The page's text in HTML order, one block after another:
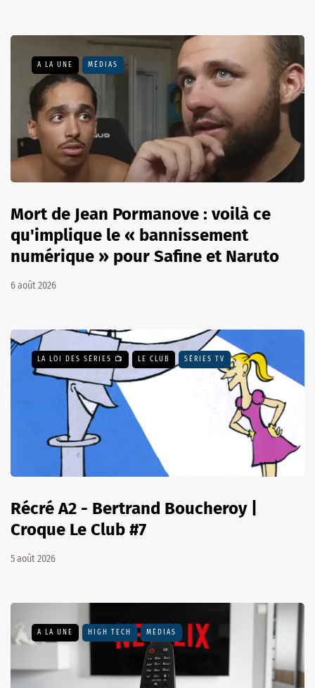
A LA UNE MÉDIAS
Mort de Jean Pormanove : voilà ce
qu'implique le « bannissement
numérique » pour Safine et Naruto
6 août 2026
LA LOI DES SÉRIES 📺 LE CLUB SÉRIES TV
Récré A2 - Bertrand Boucheroy |
Croque Le Club #7
5 août 2026
A LA UNE HIGH TECH MÉDIAS